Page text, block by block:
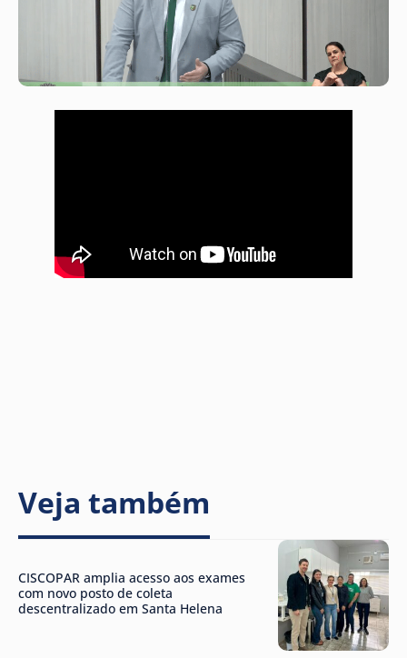
Veja também
CISCOPAR amplia acesso aos exames
com novo posto de coleta
descentralizado em Santa Helena